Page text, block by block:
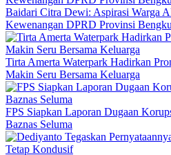
Baidari Citra Dewi: Aspirasi Warga
Kewenangan DPRD Provinsi
Tirta Amerta Waterpark Hadirkan
Makin Seru Bersama Keluarga
FPS Siapkan Laporan Dugaan
Baznas Seluma